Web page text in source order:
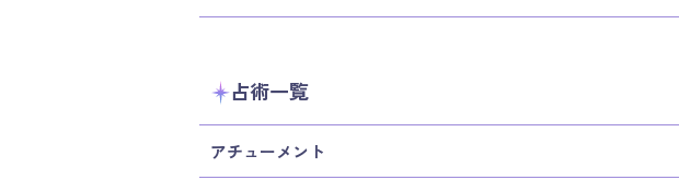
占術一覧
アチューメント